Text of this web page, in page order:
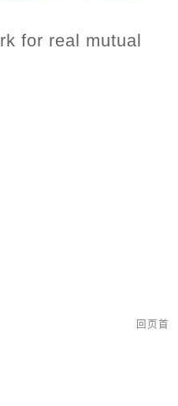
for real mutual
回页首